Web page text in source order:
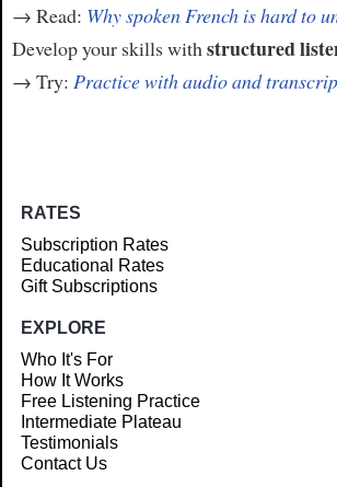
→ Read: Why spoken French is hard to
Develop your skills with structured
→ Try: Practice with audio and
RATES
Subscription Rates
Educational Rates
Gift Subscriptions
EXPLORE
Who It's For
How It Works
Free Listening Practice
Intermediate Plateau
Testimonials
Contact Us